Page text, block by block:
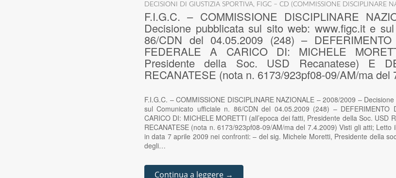
DECISIONI DI GIUSTIZIA SPORTIVA, FIGC – CD (COMMISSIONE DISCIPLINARE
F.I.G.C. – COMMISSIONE DISCIPLINARE
Decisione pubblicata sul sito web: www.figc.it e
86/CDN del 04.05.2009 (248) – DEFERIMENTO
FEDERALE A CARICO DI: MICHELE
Presidente della Soc. USD Recanatese) E
RECANATESE (nota n. 6173/923pf08-09/AM/ma del
F.I.G.C. – COMMISSIONE DISCIPLINARE NAZIONALE – 2008/2009 –
sul Comunicato ufficiale n. 86/CDN del 04.05.2009 (248) – DEFERIMENTO
CARICO DI: MICHELE MORETTI (all’epoca dei fatti, Presidente della Soc. USD
RECANATESE (nota n. 6173/923pf08-09/AM/ma del 7.4.2009) Visti gli atti;
in data 7 aprile 2009 nei confronti: – del sig. Michele Moretti, Presidente della
degli…
Continua a leggere →